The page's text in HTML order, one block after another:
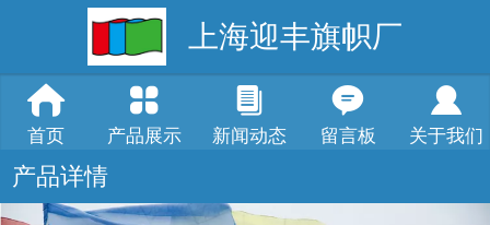
上海迎丰旗帜厂
首页 产品展示 新闻动态 留言板 关于我们
产品详情